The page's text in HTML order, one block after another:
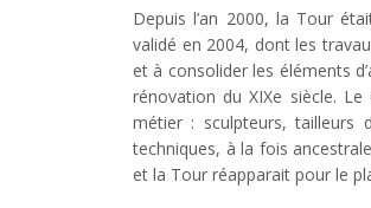
Depuis l’an 2000, la Tour
validé en 2004, dont les
et à consolider les éléments
rénovation du XIXe siècle.
métier : sculpteurs, tailleurs
techniques, à la fois
et la Tour réapparait pour le